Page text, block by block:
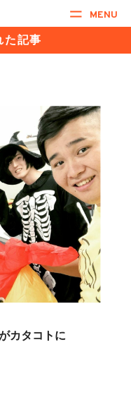
MENU
た記事
カタコトに